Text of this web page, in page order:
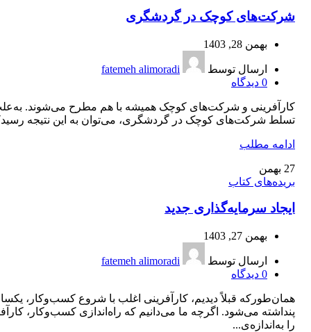
شرکت‌های کوچک در گردشگری
بهمن 28, 1403
ارسال توسط
fatemeh alimoradi
0 دیدگاه
کارآفرینی و شرکت‌های کوچک همیشه با هم مطرح می‌شوند.
تسلط شرکت‌های کوچک در گردشگری، می‌توان به این نتیجه
ادامه مطلب
27 بهمن
بریده‌های کتاب
ایجاد سرمایه‌گذاری جدید
بهمن 27, 1403
ارسال توسط
fatemeh alimoradi
0 دیدگاه
همان‌طورکه ‌قبلاً دیدیم، کارآفرینی اغلب با شروع کسب‌وکار،
پنداشته می‌شود. اگرچه ما می‌دانیم که راه‌اندازی کسب‌وکار،
را به‌اندازه‌ی...